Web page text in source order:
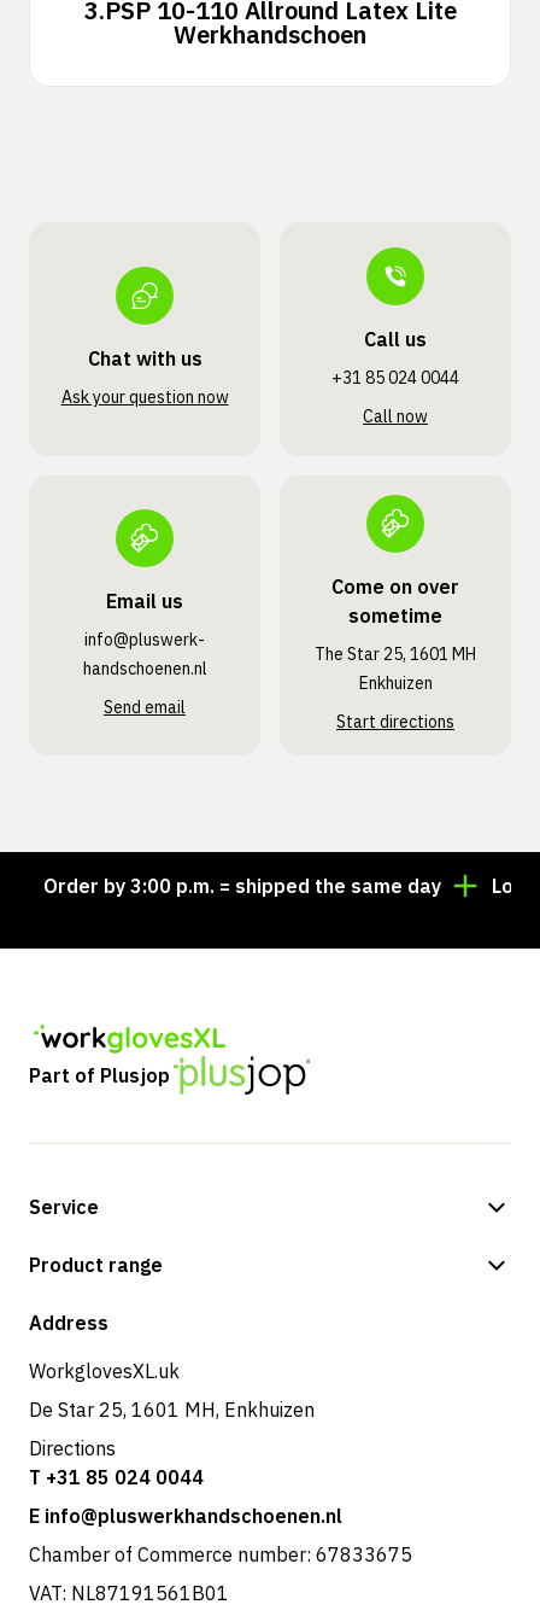
3.PSP 10-110 Allround Latex Lite
Werkhandschoen
Chat with us
Ask your question now
Call us
+31 85 024 0044
Call now
Email us
info@pluswerk­
handschoenen.nl
Send email
Come on over
sometime
The Star 25, 1601 MH
Enkhuizen
Start directions
Order by 3:00 p.m. = shipped the same day Looking
Part of Plusjop
Service
Payment methods
Returns & service
Product range
Shop
Address
WorkglovesXL.uk
De Star 25, 1601 MH, Enkhuizen
Directions
T +31 85 024 0044
E info@pluswerkhandschoenen.nl
Chamber of Commerce number: 67833675
VAT: NL87191561B01